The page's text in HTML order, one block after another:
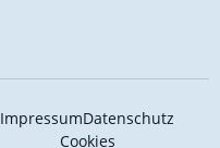
ImpressumDatenschutz
Cookies